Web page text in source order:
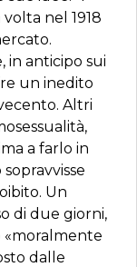
nel 1918
in anticipo sui
un inedito
Altri
a farlo in
Un
di due giorni,
dalle